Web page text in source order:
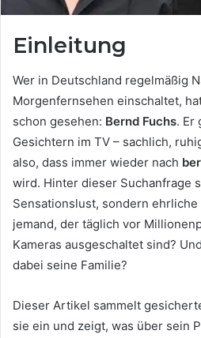
Einleitung
Wer in Deutschland regelmäßig
Morgenfernsehen einschaltet,
schon gesehen: Bernd Fuchs. Er
Gesichtern im TV – sachlich,
also, dass immer wieder nach
wird. Hinter dieser Suchanfrage
Sensationslust, sondern
jemand, der täglich vor
Kameras ausgeschaltet sind?
dabei seine Familie?
Dieser Artikel sammelt
sie ein und zeigt, was über sein